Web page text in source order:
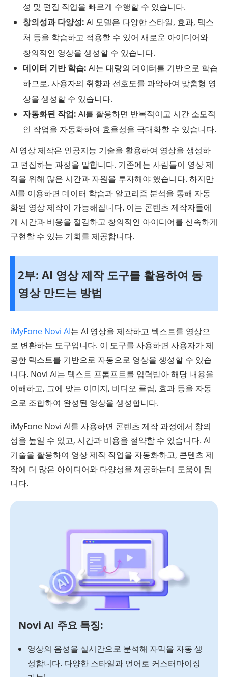
성 및 편집 작업을 빠르게 수행할 수 있습니다.
창의성과 다양성: AI 모델은 다양한 스타일, 효과, 텍스
처 등을 학습하고 적용할 수 있어 새로운 아이디어와
창의적인 영상을 생성할 수 있습니다.
데이터 기반 학습: AI는 대량의 데이터를 기반으로 학습
하므로, 사용자의 취향과 선호도를 파악하여 맞춤형 영
상을 생성할 수 있습니다.
자동화된 작업: AI를 활용하면 반복적이고 시간 소모적
인 작업을 자동화하여 효율성을 극대화할 수 있습니다.
AI 영상 제작은 인공지능 기술을 활용하여 영상을 생성하
고 편집하는 과정을 말합니다. 기존에는 사람들이 영상 제
작을 위해 많은 시간과 자원을 투자해야 했습니다. 하지만
AI를 이용하면 데이터 학습과 알고리즘 분석을 통해 자동
화된 영상 제작이 가능해집니다. 이는 콘텐츠 제작자들에
게 시간과 비용을 절감하고 창의적인 아이디어를 신속하게
구현할 수 있는 기회를 제공합니다.
2부: AI 영상 제작 도구를 활용하여 동
영상 만드는 방법
iMyFone Novi AI는 AI 영상을 제작하고 텍스트를 영상으
로 변환하는 도구입니다. 이 도구를 사용하면 사용자가 제
공한 텍스트를 기반으로 자동으로 영상을 생성할 수 있습
니다. Novi AI는 텍스트 프롬프트를 입력받아 해당 내용을
이해하고, 그에 맞는 이미지, 비디오 클립, 효과 등을 자동
으로 조합하여 완성된 영상을 생성합니다.
iMyFone Novi AI를 사용하면 콘텐츠 제작 과정에서 창의
성을 높일 수 있고, 시간과 비용을 절약할 수 있습니다. AI
기술을 활용하여 영상 제작 작업을 자동화하고, 콘텐츠 제
작에 더 많은 아이디어와 다양성을 제공하는데 도움이 됩
니다.
Novi AI 주요 특징:
영상의 음성을 실시간으로 분석해 자막을 자동 생
성합니다. 다양한 스타일과 언어로 커스터마이징